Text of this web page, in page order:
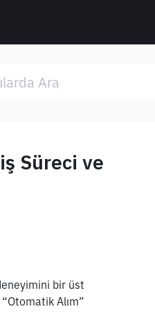
Süreci ve
bir üst
Alım”